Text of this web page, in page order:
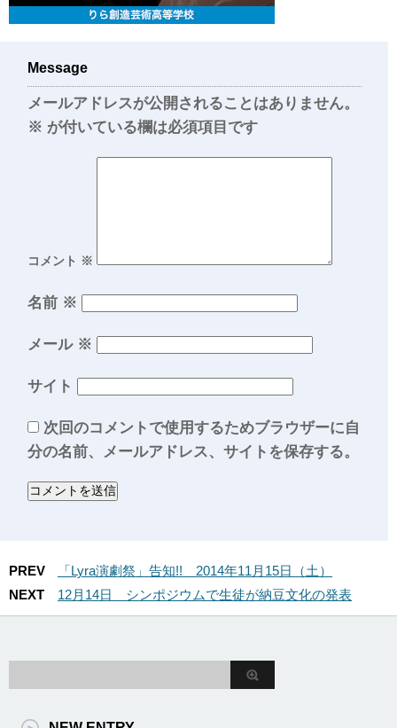
Message
メールアドレスが公開されることはありません。
※ が付いている欄は必須項目です
コメント ※
名前 ※
メール ※
サイト
次回のコメントで使用するためブラウザーに自
分の名前、メールアドレス、サイトを保存する。
PREV
「Lyra演劇祭」告知!! 2014年11月15日（土）
NEXT
12月14日 シンポジウムで生徒が納豆文化の発表